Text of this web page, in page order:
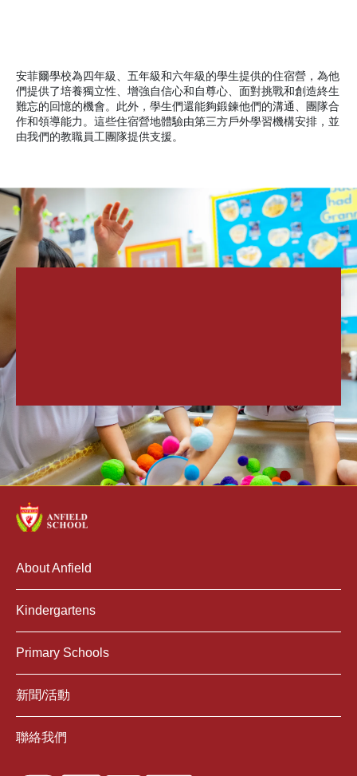
安菲爾學校為四年級、五年級和六年級的學生提供的住宿營，為他
們提供了培養獨立性、增強自信心和自尊心、面對挑戰和創造終生
難忘的回憶的機會。此外，學生們還能夠鍛鍊他們的溝通、團隊合
作和領導能力。這些住宿營地體驗由第三方戶外學習機構安排，並
由我們的教職員工團隊提供支援。
About Anfield
Kindergartens
Primary Schools
新聞/活動
聯絡我們